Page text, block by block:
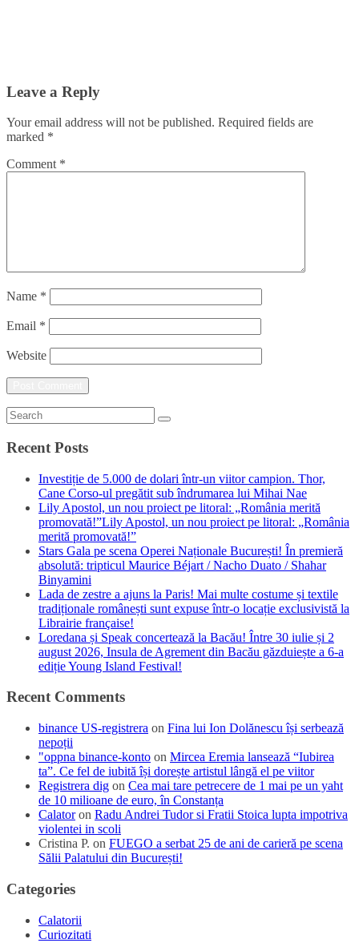
Leave a Reply
Your email address will not be published. Required fields are
marked *
Comment *
Name *
Email *
Website
Recent Posts
Investiție de 5.000 de dolari într-un viitor campion. Thor,
Cane Corso-ul pregătit sub îndrumarea lui Mihai Nae
Lily Apostol, un nou proiect pe litoral: „România merită
promovată!”Lily Apostol, un nou proiect pe litoral: „România
merită promovată!”
Stars Gala pe scena Operei Naționale București! În premieră
absolută: tripticul Maurice Béjart / Nacho Duato / Shahar
Binyamini
Lada de zestre a ajuns la Paris! Mai multe costume și textile
tradiționale românești sunt expuse într-o locație exclusivistă la
Librairie française!
Loredana și Speak concertează la Bacău! Între 30 iulie și 2
august 2026, Insula de Agrement din Bacău găzduiește a 6-a
ediție Young Island Festival!
Recent Comments
binance US-registrera on Fina lui Ion Dolănescu își serbează
nepoții
"oppna binance-konto on Mircea Eremia lansează “Iubirea
ta”. Ce fel de iubită își dorește artistul lângă el pe viitor
Registrera dig on Cea mai tare petrecere de 1 mai pe un yaht
de 10 milioane de euro, în Constanța
Calatoron Radu Andrei Tudor si Fratii Stoica lupta impotriva
violentei in scoli
Cristina P. on FUEGO a serbat 25 de ani de carieră pe scena
Sălii Palatului din București!
Categories
Calatorii
Curiozitati